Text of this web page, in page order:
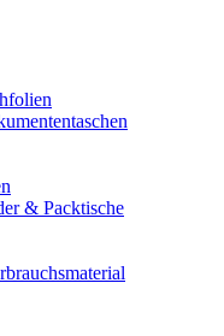
& Packtische